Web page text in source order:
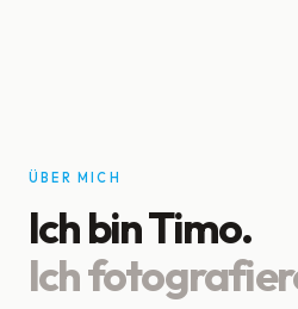
ÜBER MICH
Ich bin Timo.
Ich